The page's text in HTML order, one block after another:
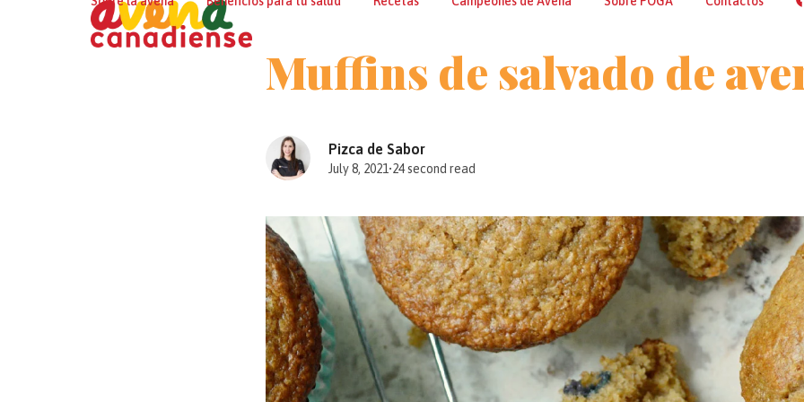
Muffins de salvado de
Pizca de Sabor
July 8, 2021•24 second read